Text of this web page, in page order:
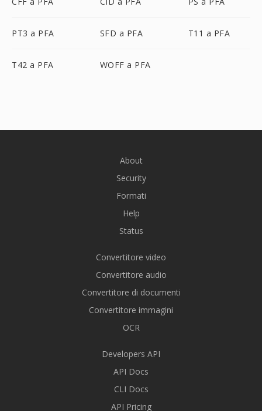
PT3 a PFA SFD a PFA T11 a PFA
T42 a PFA WOFF a PFA
About
Security
Formati
Help
Status
Convertitore video
Convertitore audio
Convertitore di documenti
Convertitore immagini
OCR
Developers API
API Docs
CLI Docs
API Pricing